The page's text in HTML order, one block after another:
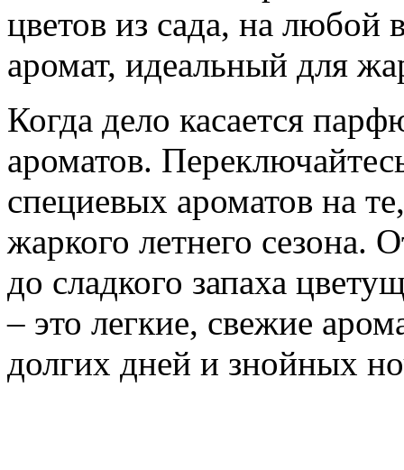
цветов из сада, на любой
аромат, идеальный для
Когда дело касается
ароматов.
специевых ароматов на
жаркого летнего сезона.
до сладкого запаха
– это легкие, свежие
долгих дней и знойных